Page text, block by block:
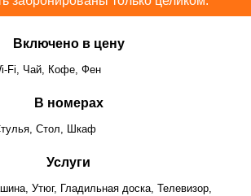
Включено в цену
Fi, Чай, Кофе, Фен
В номерах
Стол, Шкаф
Услуги
Утюг, Гладильная доска, Телевизор,